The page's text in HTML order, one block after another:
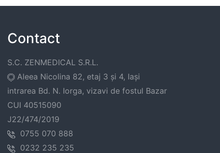
Contact
S.C. ZENMEDICAL S.R.L.
Aleea Nicolina 82, etaj 3 și 4, Iași
intrarea Bd. N. Iorga, vizavi de fostul Bazar
CUI 40515090
J22/474/2019
0755 070 888
0232 235 235